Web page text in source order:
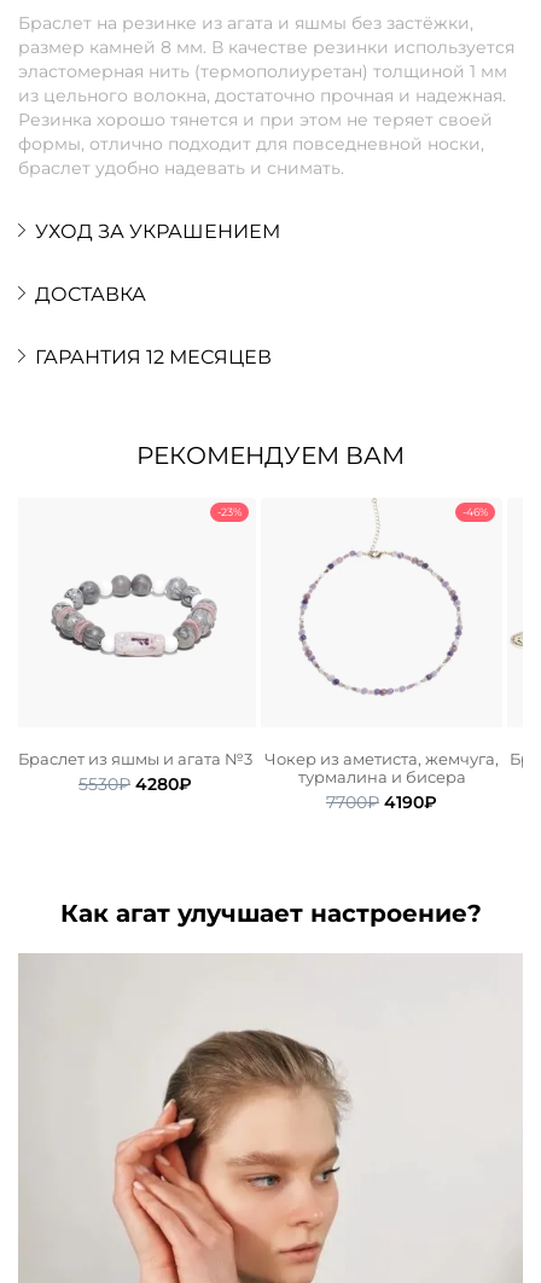
Браслет на резинке из агата и яшмы без застёжки,
размер камней 8 мм. В качестве резинки используется
эластомерная нить (термополиуретан) толщиной 1 мм
из цельного волокна, достаточно прочная и надежная.
Резинка хорошо тянется и при этом не теряет своей
формы, отлично подходит для повседневной носки,
браслет удобно надевать и снимать.
УХОД ЗА УКРАШЕНИЕМ
ДОСТАВКА
ГАРАНТИЯ 12 МЕСЯЦЕВ
РЕКОМЕНДУЕМ ВАМ
-23%
Браслет из яшмы и агата №3
5530₽ Первоначальная
4280₽
-46%
Чокер из аметиста, жемчуга,
турмалина и бисера
7700₽ Первоначальная
4190₽
Как агат улучшает настроение?